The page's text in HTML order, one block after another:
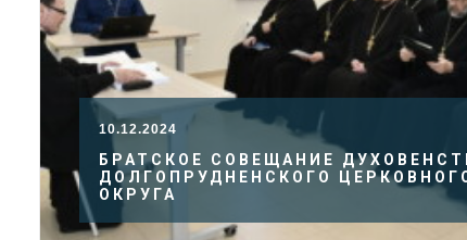
10.12.2024
БРАТСКОЕ СОВЕЩАНИЕ
ДОЛГОПРУДНЕНСКОГО
ОКРУГА